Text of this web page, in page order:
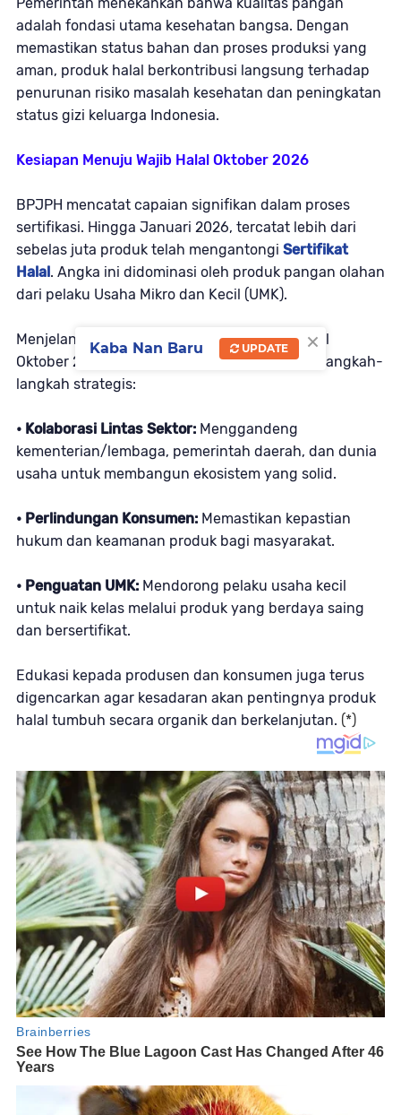
adalah fondasi utama kesehatan bangsa. Dengan
memastikan status bahan dan proses produksi yang
aman, produk halal berkontribusi langsung terhadap
penurunan risiko masalah kesehatan dan peningkatan
status gizi keluarga Indonesia.
Kesiapan Menuju Wajib Halal Oktober 2026
BPJPH mencatat capaian signifikan dalam proses
sertifikasi. Hingga Januari 2026, tercatat lebih dari
sebelas juta produk telah mengantongi Sertifikat
Halal. Angka ini didominasi oleh produk pangan olahan
dari pelaku Usaha Mikro dan Kecil (UMK).
Menjelang pemberlakuan kebijakan Wajib Halal
Oktober 2026, pemerintah terus memperkuat langkah-
langkah strategis:
• Kolaborasi Lintas Sektor: Menggandeng
kementerian/lembaga, pemerintah daerah, dan dunia
usaha untuk membangun ekosistem yang solid.
• Perlindungan Konsumen: Memastikan kepastian
hukum dan keamanan produk bagi masyarakat.
• Penguatan UMK: Mendorong pelaku usaha kecil
untuk naik kelas melalui produk yang berdaya saing
dan bersertifikat.
Edukasi kepada produsen dan konsumen juga terus
digencarkan agar kesadaran akan pentingnya produk
halal tumbuh secara organik dan berkelanjutan. (*)
×
Kaba Nan Baru UPDATE